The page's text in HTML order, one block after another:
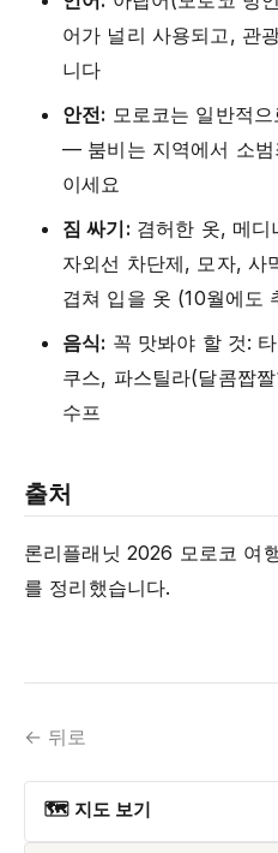
어가 널리 사용되고, 관
니다
안전: 모로코는 일반적
— 붐비는 지역에서 소범
이세요
짐 싸기: 겸허한 옷, 메
자외선 차단제, 모자, 사
겹쳐 입을 옷 (10월에도
음식: 꼭 맛봐야 할 것:
쿠스, 파스틸라(달콤짭
수프
출처
론리플래닛 2026 모로코 여
를 정리했습니다.
← 뒤로
🗺 지도 보기